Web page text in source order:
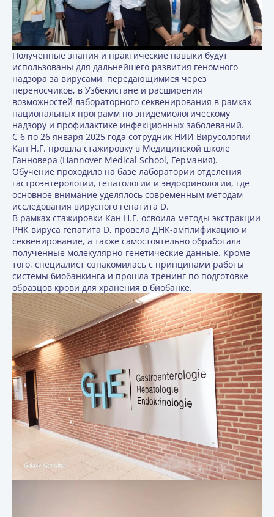
Полученные знания и практические навыки будут
использованы для дальнейшего развития геномного
надзора за вирусами, передающимися через
переносчиков, в Узбекистане и расширения
возможностей лабораторного секвенирования в рамках
национальных программ по эпидемиологическому
надзору и профилактике инфекционных заболеваний.
С 6 по 26 января 2025 года сотрудник НИИ Вирусологии
Кан Н.Г. прошла стажировку в Медицинской школе
Ганновера (Hannover Medical School, Германия).
Обучение проходило на базе лаборатории отделения
гастроэнтерологии, гепатологии и эндокринологии, где
основное внимание уделялось современным методам
исследования вирусного гепатита D.
В рамках стажировки Кан Н.Г. освоила методы экстракции
РНК вируса гепатита D, провела ДНК-амплификацию и
секвенирование, а также самостоятельно обработала
полученные молекулярно-генетические данные. Кроме
того, специалист ознакомилась с принципами работы
системы биобанкинга и прошла тренинг по подготовке
образцов крови для хранения в биобанке.